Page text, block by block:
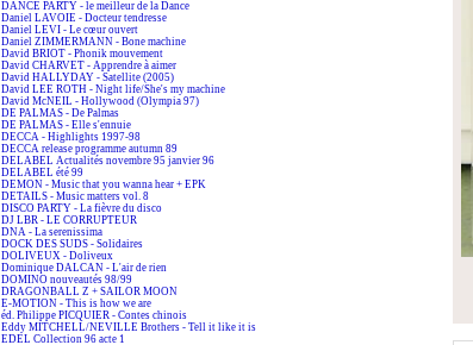
DANCE PARTY - le meilleur de la Dance
Daniel LAVOIE - Docteur tendresse
Daniel LEVI - Le cœur ouvert
Daniel ZIMMERMANN - Bone machine
David BRIOT - Phonik mouvement
David CHARVET - Apprendre à aimer
David HALLYDAY - Satellite (2005)
David LEE ROTH - Night life/She's my machine
David McNEIL - Hollywood (Olympia 97)
DE PALMAS - De Palmas
DE PALMAS - Elle s'ennuie
DECCA - Highlights 1997-98
DECCA release programme autumn 89
DELABEL Actualités novembre 95 janvier 96
DELABEL été 99
DEMON - Music that you wanna hear + EPK
DETAILS - Music matters vol. 8
DISCO PARTY - La fièvre du disco
DJ LBR - LE CORRUPTEUR
DNA - La serenissima
DOCK DES SUDS - Solidaires
DOLIVEUX - Doliveux
Dominique DALCAN - L'air de rien
DOMINO nouveautés 98/99
DRAGONBALL Z + SAILOR MOON
E-MOTION - This is how we are
éd. Philippe PICQUIER - Contes chinois
Eddy MITCHELL/NEVILLE Brothers - Tell it like it is
EDEL Collection 96 acte 1